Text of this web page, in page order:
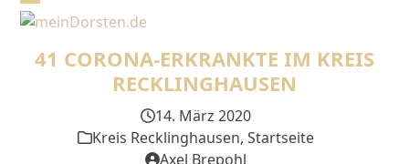
Skip
content
Open
mobile
Close
mobile
41 CORONA-ERKRANKTE IM KREIS
RECKLINGHAUSEN
14. März 2020
Kreis Recklinghausen, Startseite
Axel Brepohl